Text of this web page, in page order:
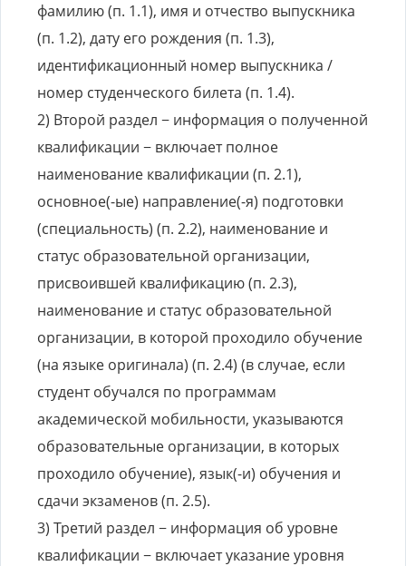
фамилию (п. 1.1), имя и отчество выпускника
(п. 1.2), дату его рождения (п. 1.3),
идентификационный номер выпускника /
номер студенческого билета (п. 1.4).
2) Второй раздел − информация о полученной
квалификации − включает полное
наименование квалификации (п. 2.1),
основное(-ые) направление(-я) подготовки
(специальность) (п. 2.2), наименование и
статус образовательной организации,
присвоившей квалификацию (п. 2.3),
наименование и статус образовательной
организации, в которой проходило обучение
(на языке оригинала) (п. 2.4) (в случае, если
студент обучался по программам
академической мобильности, указываются
образовательные организации, в которых
проходило обучение), язык(-и) обучения и
сдачи экзаменов (п. 2.5).
3) Третий раздел − информация об уровне
квалификации − включает указание уровня